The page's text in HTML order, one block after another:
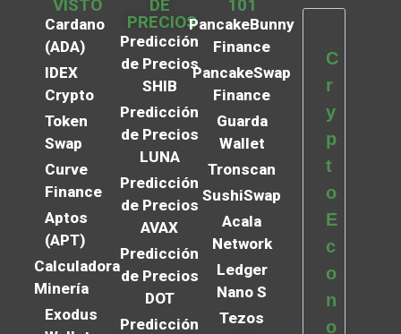
VISTO
Cardano
(ADA)
IDEX
Crypto
Token
Swap
Curve
Finance
Aptos
(APT)
Calculadora
Minería
Exodus
DE
PRECIOS
Predicción
de Precios
SHIB
Predicción
de Precios
LUNA
Predicción
de Precios
AVAX
Predicción
de Precios
DOT
Predicción
101
PancakeBunny
Finance
PancakeSwap
Finance
Guarda
Wallet
Tronscan
SushiSwap
Acala
Network
Ledger
Nano S
Tezos
C
r
y
p
t
o
E
c
o
n
o